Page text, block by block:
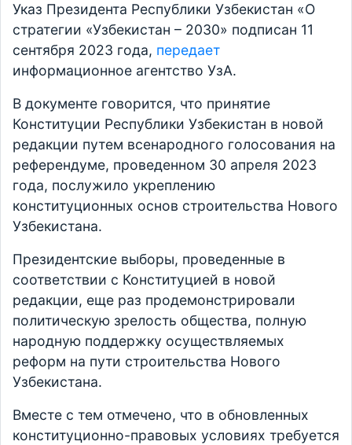
Указ Президента Республики Узбекистан «О
стратегии «Узбекистан – 2030» подписан 11
сентября 2023 года, передает
информационное агентство УзА.
В документе говорится, что принятие
Конституции Республики Узбекистан в новой
редакции путем всенародного голосования на
референдуме, проведенном 30 апреля 2023
года, послужило укреплению
конституционных основ строительства Нового
Узбекистана.
Президентские выборы, проведенные в
соответствии с Конституцией в новой
редакции, еще раз продемонстрировали
политическую зрелость общества, полную
народную поддержку осуществляемых
реформ на пути строительства Нового
Узбекистана.
Вместе с тем отмечено, что в обновленных
конституционно-правовых условиях требуется